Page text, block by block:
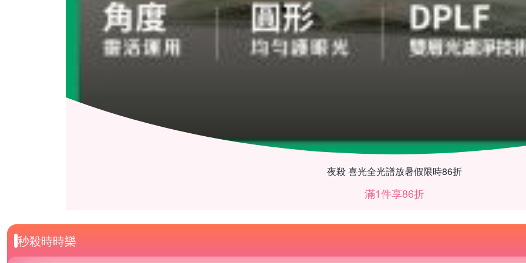
夜殺 喜光全光譜放暑假限時86折
滿1件享86折
秒殺時時樂